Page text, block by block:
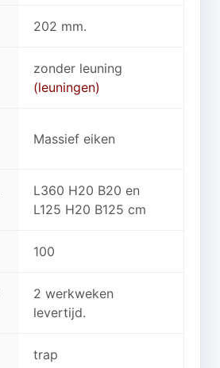
202 mm.
zonder leuning
(leuningen)
Massief eiken
L360 H20 B20 en
L125 H20 B125 cm
100
2 werkweken
levertijd.
trap